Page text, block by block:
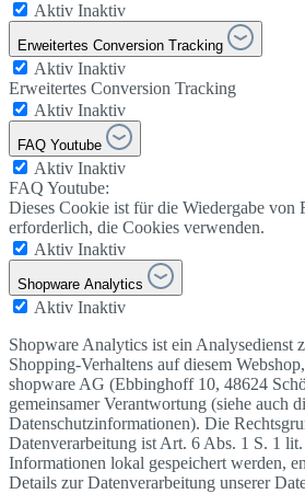
Aktiv Inaktiv
Erweitertes Conversion Tracking
Aktiv Inaktiv
Erweitertes Conversion Tracking
Aktiv Inaktiv
FAQ Youtube
Aktiv Inaktiv
FAQ Youtube:
Dieses Cookie ist für die Wiedergabe von
erforderlich, die Cookies verwenden.
Aktiv Inaktiv
Shopware Analytics
Aktiv Inaktiv
Shopware Analytics ist ein Analysedienst
Shopping-Verhaltens auf diesem
shopware AG (Ebbinghoff 10, 48624
gemeinsamer Verantwortung (siehe auch
Datenschutzinformationen). Die
Datenverarbeitung ist Art. 6 Abs. 1 S. 1
Informationen lokal gespeichert werden,
Details zur Datenverarbeitung unserer